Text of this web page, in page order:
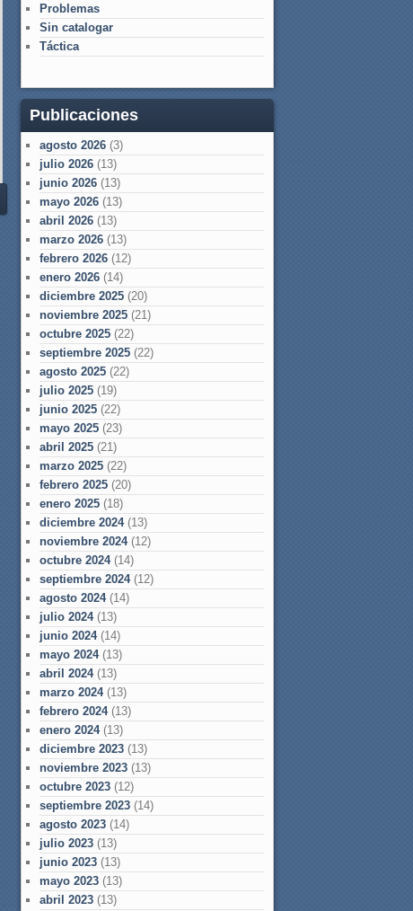
Problemas
Sin catalogar
Táctica
Publicaciones
agosto 2026 (3)
julio 2026 (13)
junio 2026 (13)
mayo 2026 (13)
abril 2026 (13)
marzo 2026 (13)
febrero 2026 (12)
enero 2026 (14)
diciembre 2025 (20)
noviembre 2025 (21)
octubre 2025 (22)
septiembre 2025 (22)
agosto 2025 (22)
julio 2025 (19)
junio 2025 (22)
mayo 2025 (23)
abril 2025 (21)
marzo 2025 (22)
febrero 2025 (20)
enero 2025 (18)
diciembre 2024(13)
noviembre 2024(12)
octubre 2024(14)
septiembre 2024(12)
agosto 2024(14)
julio 2024(13)
junio 2024(14)
mayo 2024(13)
abril 2024(13)
marzo 2024(13)
febrero 2024(13)
enero 2024(13)
diciembre 2023 (13)
noviembre 2023 (13)
octubre 2023 (12)
septiembre 2023 (14)
agosto 2023 (14)
julio 2023 (13)
junio 2023 (13)
mayo 2023 (13)
abril 2023 (13)